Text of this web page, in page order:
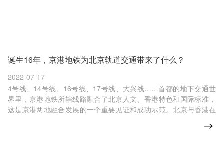
诞生16年，京港地铁为北京轨道交通带来了什么？
4号线、14号线、16号线、17号线、大兴线……首都的地下交通世
界里，京港地铁所辖线路融合了北京人文、香港特色和国际标准，
这是京港两地融合发展的一个重要见证和成功示范。北京与香港在
在香港回归祖国25周年之际，人民政协报·人民政协网采访了北京市
2022-07-17